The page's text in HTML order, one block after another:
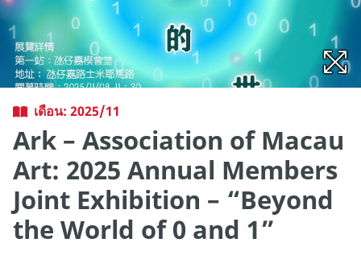
เดือน: 2025/11
Ark – Association of Macau
Art: 2025 Annual Members
Joint Exhibition – “Beyond
the World of 0 and 1”